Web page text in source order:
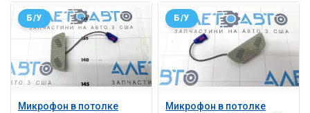
Микрофон в потолке
Б/У
Микрофон в потолке
Б/У